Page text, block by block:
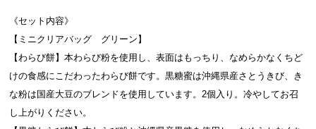
《セット内容》
【ミニクリアバッグ グリーン】
【わらび餅】本わらび粉を使用し、表面はもっちり、なめらかなくちど
けの食感にこだわったわらび餅です。黒糖蜜は沖縄県産さとうきび、き
な粉は国産大豆のブレンドを使用しています。2個入り。冷やしてお召
し上がりください。